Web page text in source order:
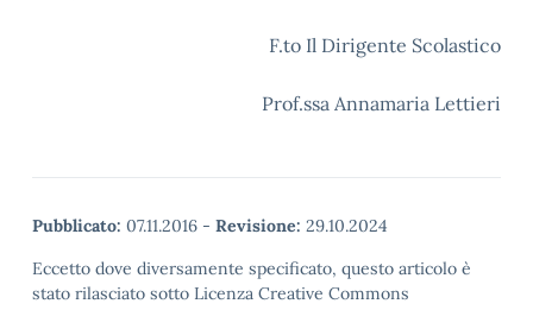
F.to Il Dirigente Scolastico
Prof.ssa Annamaria Lettieri
Pubblicato: 07.11.2016 - Revisione: 29.10.2024
Eccetto dove diversamente specificato, questo articolo è
stato rilasciato sotto Licenza Creative Commons